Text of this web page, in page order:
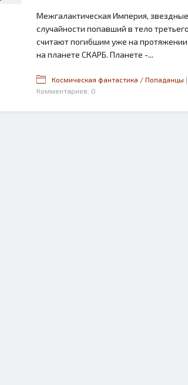
Межгалактическая Империя,
случайности попавший в тело
считают погибшим уже на
на планете СКАРБ. Планете -...
Космическая фантастика / Попаданцы
Комментариев: 0